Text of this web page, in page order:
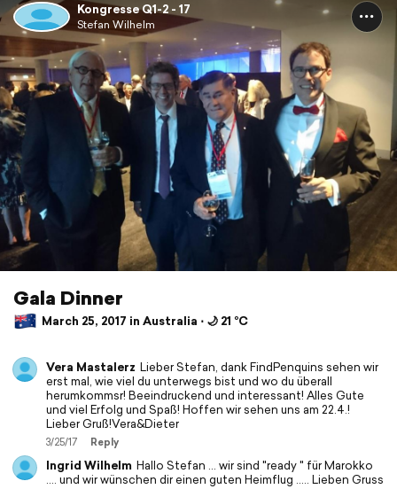
Kongresse Q1-2 - 17
Stefan Wilhelm
Gala Dinner
March 25, 2017 in Australia ⋅ 🌙 21 °C
Vera Mastalerz Lieber Stefan, dank FindPenquins sehen wir
erst mal, wie viel du unterwegs bist und wo du überall
herumkommsr! Beeindruckend und interessant! Alles Gute
und viel Erfolg und Spaß! Hoffen wir sehen uns am 22.4.!
Lieber Gruß!Vera&Dieter
3/25/17 Reply
Ingrid Wilhelm Hallo Stefan ... wir sind "ready " für Marokko
.... und wir wünschen dir einen guten Heimflug ..... Lieben Gruss